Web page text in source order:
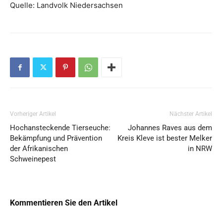
Quelle: Landvolk Niedersachsen
Vorheriger Artikel
Hochansteckende Tierseuche:
Bekämpfung und Prävention
der Afrikanischen
Schweinepest
Nächster Artikel
Johannes Raves aus dem
Kreis Kleve ist bester Melker
in NRW
Kommentieren Sie den Artikel